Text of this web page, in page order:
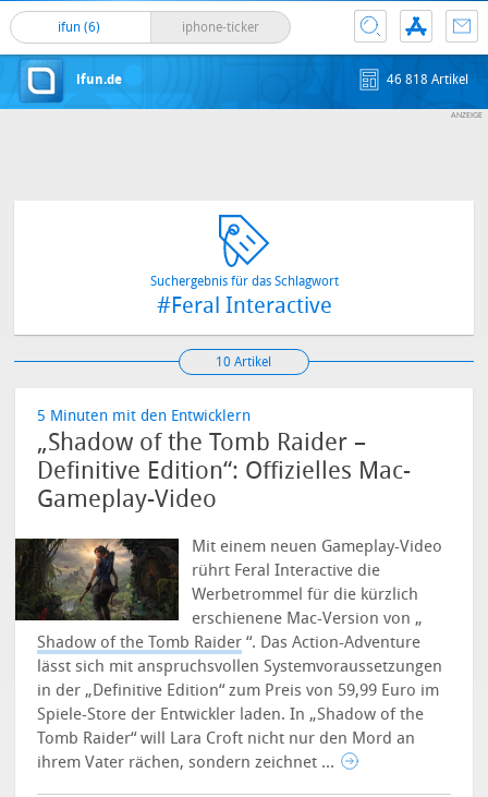
ifun (6) iphone-ticker
ifun.de 46 818 Artikel
Suchergebnis für das Schlagwort
#Feral Interactive
10 Artikel
5 Minuten mit den Entwicklern
„Shadow of the Tomb Raider –
Definitive Edition“: Offizielles Mac-
Gameplay-Video
Mit einem neuen Gameplay-Video
rührt Feral Interactive die
Werbetrommel für die kürzlich
erschienene Mac-Version von „
Shadow of the Tomb Raider “. Das Action-Adventure
lässt sich mit anspruchsvollen Systemvoraussetzungen
in der „Definitive Edition“ zum Preis von 59,99 Euro im
Spiele-Store der Entwickler laden.In „Shadow of the
Tomb Raider“ will Lara Croft nicht nur den Mord an
ihrem Vater rächen, sondern zeichnet ...